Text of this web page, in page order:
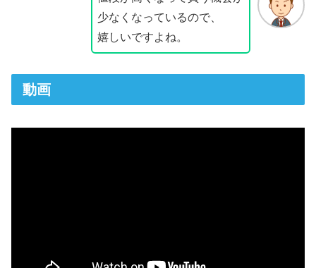
少なくなっているので、
嬉しいですよね。
動画